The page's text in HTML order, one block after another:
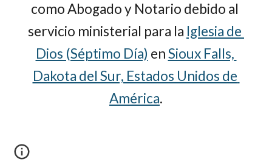
como Abogado y Notario debido al
servicio ministerial para la Iglesia de
Dios (Séptimo Día) enSioux Falls,
Dakota del Sur, Estados Unidos de
América.